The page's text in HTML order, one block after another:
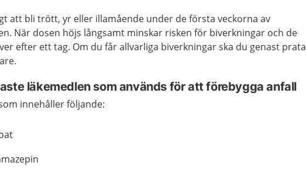
att bli trött, yr eller illamående under de första veckorna av
När dosen höjs långsamt minskar risken för biverkningar och de
efter ett tag. Om du får allvarliga biverkningar ska du genast prata
läkemedlen som används för att förebygga anfall
innehåller följande: